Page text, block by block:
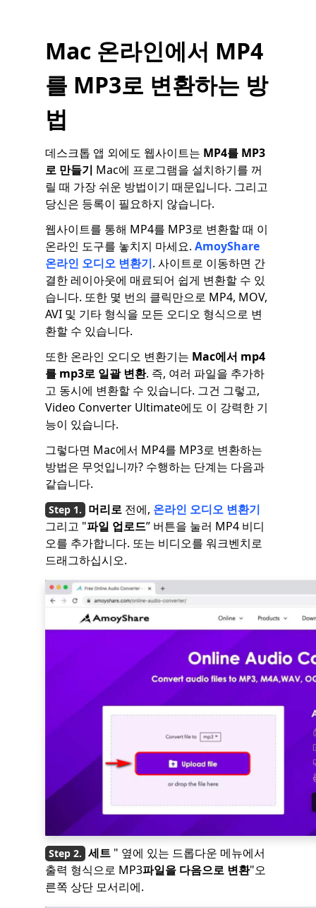
Mac 온라인에서 MP4
를 MP3로 변환하는 방
법
데스크톱 앱 외에도 웹사이트는 MP4를 MP3
로 만들기 Mac에 프로그램을 설치하기를 꺼
릴 때 가장 쉬운 방법이기 때문입니다. 그리고
당신은 등록이 필요하지 않습니다.
웹사이트를 통해 MP4를 MP3로 변환할 때 이
온라인 도구를 놓치지 마세요. AmoyShare
온라인 오디오 변환기. 사이트로 이동하면 간
결한 레이아웃에 매료되어 쉽게 변환할 수 있
습니다. 또한 몇 번의 클릭만으로 MP4, MOV,
AVI 및 기타 형식을 모든 오디오 형식으로 변
환할 수 있습니다.
또한 온라인 오디오 변환기는 Mac에서 mp4
를 mp3로 일괄 변환. 즉, 여러 파일을 추가하
고 동시에 변환할 수 있습니다. 그건 그렇고,
Video Converter Ultimate에도 이 강력한 기
능이 있습니다.
그렇다면 Mac에서 MP4를 MP3로 변환하는
방법은 무엇입니까? 수행하는 단계는 다음과
같습니다.
머리로 전에, 온라인 오디오 변환기
그리고 "파일 업로드” 버튼을 눌러 MP4 비디
오를 추가합니다. 또는 비디오를 워크벤치로
드래그하십시오.
세트 " 옆에 있는 드롭다운 메뉴에서
출력 형식으로 MP3파일을 다음으로 변환"오
른쪽 상단 모서리에.